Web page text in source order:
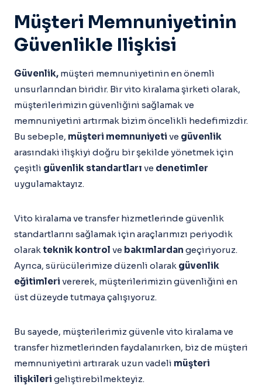
Müşteri Memnuniyetinin
Güvenlikle Ilişkisi
Güvenlik, müşteri memnuniyetinin en önemli
unsurlarından biridir. Bir vito kiralama şirketi olarak,
müşterilerimizin güvenliğini sağlamak ve
memnuniyetini artırmak bizim öncelikli hedefimizdir.
Bu sebeple, müşteri memnuniyeti ve güvenlik
arasındaki ilişkiyi doğru bir şekilde yönetmek için
çeşitli güvenlik standartları ve denetimler
uygulamaktayız.
Vito kiralama ve transfer hizmetlerinde güvenlik
standartlarını sağlamak için araçlarımızı periyodik
olarakteknik kontrol ve bakımlardan geçiriyoruz.
Ayrıca, sürücülerimize düzenli olarak güvenlik
eğitimleri vererek, müşterilerimizin güvenliğini en
üst düzeyde tutmaya çalışıyoruz.
Bu sayede, müşterilerimiz güvenle vito kiralama ve
transfer hizmetlerinden faydalanırken, biz de müşteri
memnuniyetini artırarak uzun vadeli müşteri
ilişkileri geliştirebilmekteyiz.